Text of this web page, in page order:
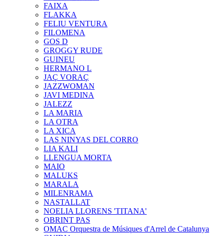
FAIXA
FLAKKA
FELIU VENTURA
FILOMENA
GOS D
GROGGY RUDE
GUINEU
HERMANO L
JAÇ VORAÇ
JAZZWOMAN
JAVI MEDINA
JALEZZ
LA MARIA
LA OTRA
LA XICA
LAS NINYAS DEL CORRO
LIA KALI
LLENGUA MORTA
MAIO
MALUKS
MARALA
MILENRAMA
NASTALLAT
NOELIA LLORENS 'TITANA'
OBRINT PAS
OMAC Orquestra de Músiques d'Arrel de Catalunya